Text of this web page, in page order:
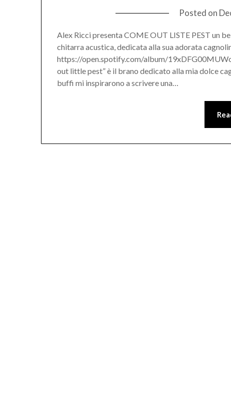
Posted on
Alex Ricci presenta COME OUT LISTE PEST un
chitarra acustica, dedicata alla sua adorata
https://open.spotify.com/album/
out little pest” è il brano dedicato alla mia dolce
buffi mi inspirarono a scrivere una…